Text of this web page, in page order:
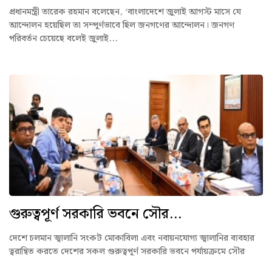
প্রধানমন্ত্রী তারেক রহমান বলেছেন, ‘বাংলাদেশে জুলাই আগস্ট মাসে যে
আন্দোলন হয়েছিল তা সম্পূর্ণভাবে ছিল জনগণের আন্দোলন। জনগণ
পরিবর্তন চেয়েছে বলেই জুলাই...
গুরুত্বপূর্ণ সরকারি ভবনে সৌর...
দেশে চলমান জ্বালানি সংকট মোকাবিলা এবং নবায়নযোগ্য জ্বালানির ব্যবহার
ত্বরান্বিত করতে দেশের সকল গুরুত্বপূর্ণ সরকারি ভবনে পর্যায়ক্রমে সৌর